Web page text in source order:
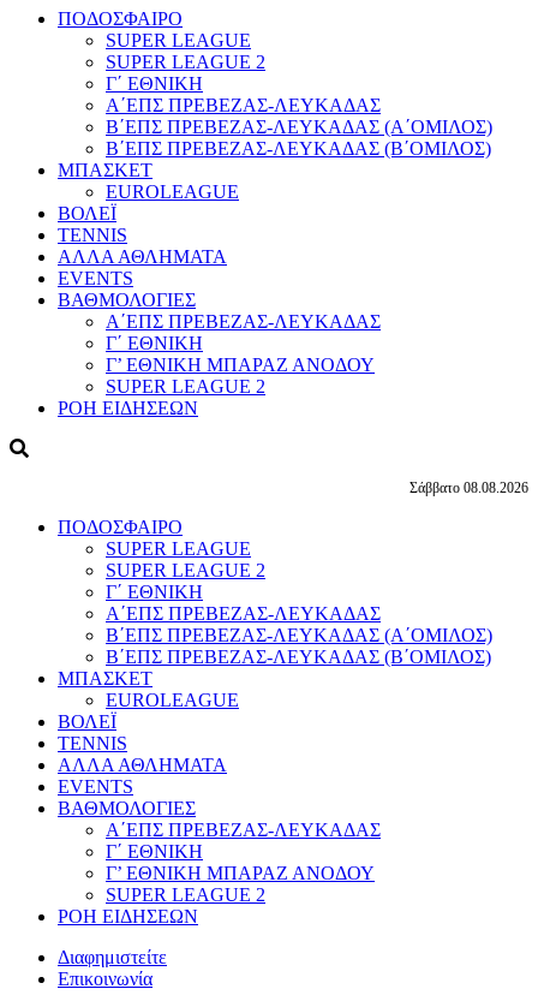
ΠΟΔΟΣΦΑΙΡΟ
SUPER LEAGUE
SUPER LEAGUE 2
Γ΄ ΕΘΝΙΚΗ
Α΄ΕΠΣ ΠΡΕΒΕΖΑΣ-ΛΕΥΚΑΔΑΣ
Β΄ΕΠΣ ΠΡΕΒΕΖΑΣ-ΛΕΥΚΑΔΑΣ (Α΄ΟΜΙΛΟΣ)
Β΄ΕΠΣ ΠΡΕΒΕΖΑΣ-ΛΕΥΚΑΔΑΣ (Β΄ΟΜΙΛΟΣ)
ΜΠΑΣΚΕΤ
EUROLEAGUE
ΒΟΛΕΪ
TENNIS
ΑΛΛΑ ΑΘΛΗΜΑΤΑ
EVENTS
ΒΑΘΜΟΛΟΓΙΕΣ
Α΄ΕΠΣ ΠΡΕΒΕΖΑΣ-ΛΕΥΚΑΔΑΣ
Γ΄ ΕΘΝΙΚΗ
Γ’ ΕΘΝΙΚΗ ΜΠΑΡΑΖ ΑΝΟΔΟΥ
SUPER LEAGUE 2
ΡΟΗ ΕΙΔΗΣΕΩΝ
Σάββατο 08.08.2026
ΠΟΔΟΣΦΑΙΡΟ
SUPER LEAGUE
SUPER LEAGUE 2
Γ΄ ΕΘΝΙΚΗ
Α΄ΕΠΣ ΠΡΕΒΕΖΑΣ-ΛΕΥΚΑΔΑΣ
Β΄ΕΠΣ ΠΡΕΒΕΖΑΣ-ΛΕΥΚΑΔΑΣ (Α΄ΟΜΙΛΟΣ)
Β΄ΕΠΣ ΠΡΕΒΕΖΑΣ-ΛΕΥΚΑΔΑΣ (Β΄ΟΜΙΛΟΣ)
ΜΠΑΣΚΕΤ
EUROLEAGUE
ΒΟΛΕΪ
TENNIS
ΑΛΛΑ ΑΘΛΗΜΑΤΑ
EVENTS
ΒΑΘΜΟΛΟΓΙΕΣ
Α΄ΕΠΣ ΠΡΕΒΕΖΑΣ-ΛΕΥΚΑΔΑΣ
Γ΄ ΕΘΝΙΚΗ
Γ’ ΕΘΝΙΚΗ ΜΠΑΡΑΖ ΑΝΟΔΟΥ
SUPER LEAGUE 2
ΡΟΗ ΕΙΔΗΣΕΩΝ
Διαφημιστείτε
Επικοινωνία